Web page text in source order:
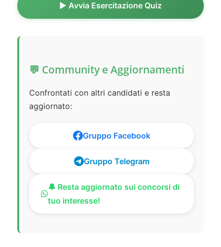
▶️ Avvia Esercitazione Quiz
💬 Community e Aggiornamenti
Confrontati con altri candidati e resta
aggiornato:
Gruppo Facebook
Gruppo Telegram
🔔 Resta aggiornato sui concorsi di
tuo interesse!